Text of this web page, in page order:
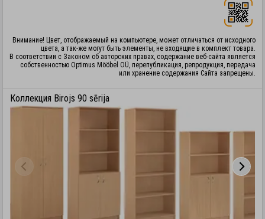
Внимание! Цвет, отображаемый на компьютере, может отличаться от исходного
цвета, а так-же могут быть элементы, не входящие в комплект товара.
В соответствии с Законом об авторских правах, содержание веб-сайта является
собственностью Optimus Mööbel OÜ, перепубликация, репродукция, передача
или хранение содержания Сайта запрещены.
Коллекция Birojs 90 sērija